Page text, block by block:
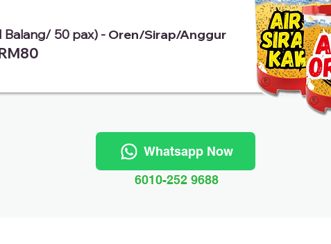
Balang/ 50 pax) - Oren/Sirap/Anggur
Whatsapp Now
6010-252 9688